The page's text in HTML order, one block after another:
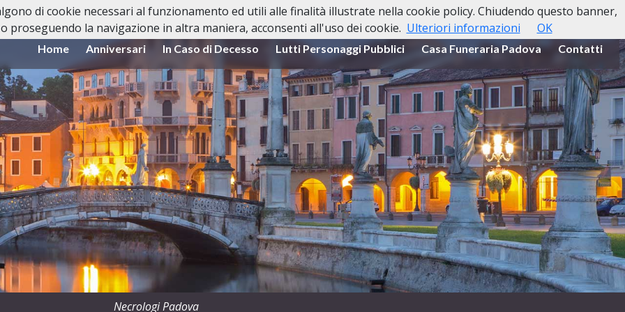
Home Anniversari In Caso di Decesso Lutti Personaggi Pubblici Casa Funeraria Padova Contatti
Necrologi Padova
di cookie necessari al funzionamento ed utili alle finalità illustrate nella cookie policy. Chiudendo questo banner,
proseguendo la navigazione in altra maniera, acconsenti all'uso dei cookie. Ulteriori informazioni OK